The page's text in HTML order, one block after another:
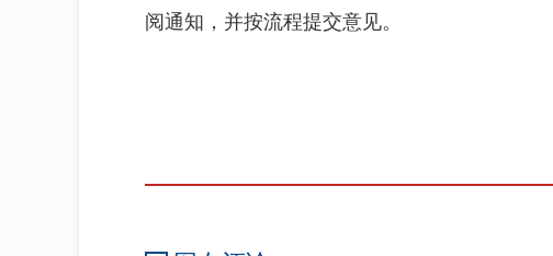
阅通知，并按流程提交意见。